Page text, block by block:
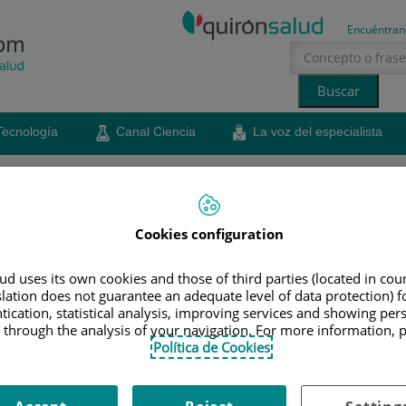
Canal Ciencia La voz del especialista
mantener un correcto
la Unidad del sueño del Centro Médico Teknon, nos
biológico y remarca que este debe coincidir con
y laboral para evitar que se produzca una
Cookies configuration
uses its own cookies and those of third parties (located in
does not guarantee an adequate level of data protection)
statistical analysis, improving services and showing
the analysis of your navigation. For more information,
Política de Cookies